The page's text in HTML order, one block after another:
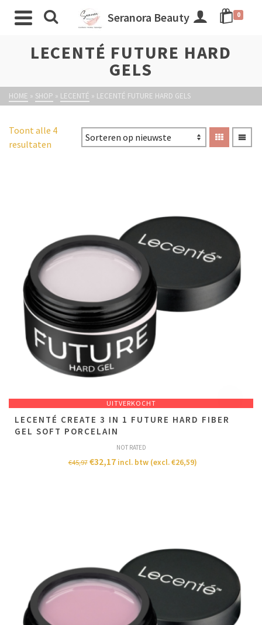
Seranora Beauty 0
LECENTÉ FUTURE HARD
GELS
HOME » SHOP » LECENTÉ » LECENTÉ FUTURE HARD GELS
Toont alle 4
resultaten
UITVERKOCHT
LECENTÉ CREATE 3 IN 1 FUTURE HARD FIBER
GEL SOFT PORCELAIN
NOT RATED
€45,97 €32,17 incl. btw (excl.€26,59)